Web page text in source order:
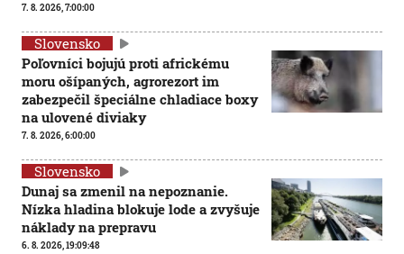
7. 8. 2026, 7:00:00
Slovensko
Poľovníci bojujú proti africkému
moru ošípaných, agrorezort im
zabezpečil špeciálne chladiace boxy
na ulovené diviaky
7. 8. 2026, 6:00:00
Slovensko
Dunaj sa zmenil na nepoznanie.
Nízka hladina blokuje lode a zvyšuje
náklady na prepravu
6. 8. 2026, 19:09:48